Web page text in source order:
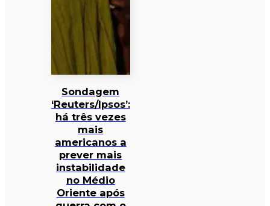
Sondagem
‘Reuters/Ipsos’:
há três vezes
mais
americanos a
prever mais
instabilidade
no Médio
Oriente após